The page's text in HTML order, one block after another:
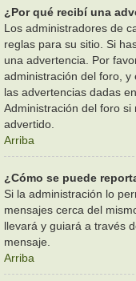
¿Por qué recibí una
Los administradores de
reglas para su sitio. Si
una advertencia. Por
administración del foro, y
las advertencias dadas
Administración del foro
advertido.
Arriba
¿Cómo se puede
Si la administración lo
mensajes cerca del
llevará y guiará a través
mensaje.
Arriba